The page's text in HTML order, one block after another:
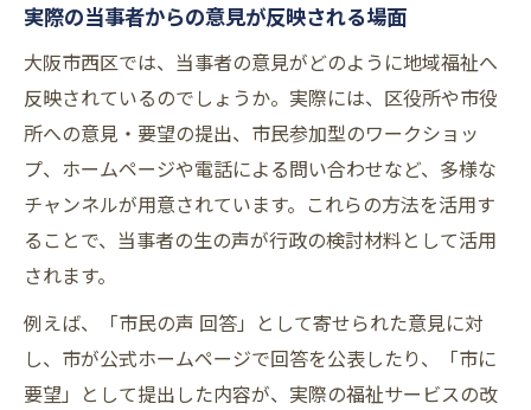
市民の声・当事者の声が評価される理由
意見提出の流れと当事者が抱える悩みに寄り添
う
当事者が意見を提出する際の流れを紹介
意見提出時に当事者が直面しやすい悩み
市民の声を届けるときのサポート方法
苦情や要望がしっかり届くしくみの理解
高齢化社会で当事者視点を地域に反映する秘訣
当事者の声が高齢化社会の課題解決に活き
実際の当事者からの意見が反映される場面
大阪市西区では、当事者の意見がどのように地域福祉へ
反映されているのでしょうか。実際には、区役所や市役
所への意見・要望の提出、市民参加型のワークショッ
プ、ホームページや電話による問い合わせなど、多様な
チャンネルが用意されています。これらの方法を活用す
ることで、当事者の生の声が行政の検討材料として活用
されます。
例えば、「市民の声 回答」として寄せられた意見に対
し、市が公式ホームページで回答を公表したり、「市に
要望」として提出した内容が、実際の福祉サービスの改